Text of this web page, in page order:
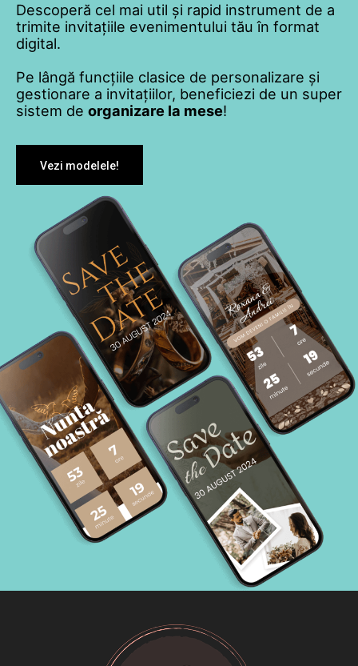
Descoperă cel mai util și rapid instrument de a
trimite invitațiile evenimentului tău în format
digital.
Pe lângă funcțiile clasice de personalizare și
gestionare a invitațiilor, beneficiezi de un super
sistem de organizare la mese!
Vezi modelele!